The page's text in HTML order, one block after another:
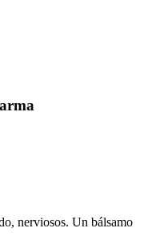
nerviosos. Un bálsamo